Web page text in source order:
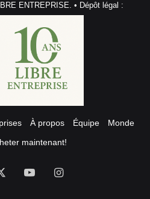
ENTREPRISE. • Dépôt légal :
À propos Équipe
Monde
maintenant!
YouTubeInstagram